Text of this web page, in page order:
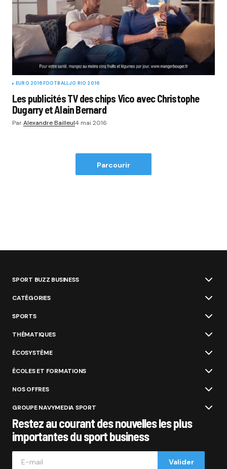
EURO 2016FOOTBALLJO RIO 2016
Les publicités TV des chips Vico avec Christophe
Dugarry et Alain Bernard
ParAlexandre Bailleul4 mai 2016
Parcourir
SPORT BUZZ BUSINESS
CATÉGORIES
SPORTS
THÉMATIQUES
ÉCOSYSTÈME
ÉCOLES ET FORMATIONS
NOS OFFRES
GROUPE NAVYMEDIA SPORT
Restez au courant des nouvelles les plus
importantes du sport business
Valider